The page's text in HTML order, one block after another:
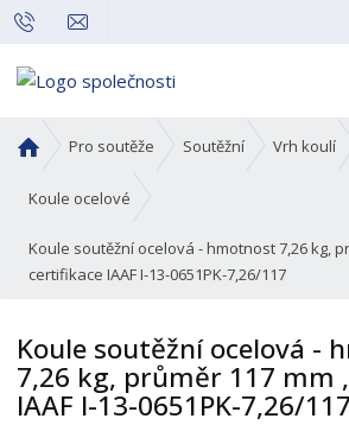
o
n
í
r
a
n
Pro soutěže Soutěžní Vrh koulí
Koule ocelové
Koule soutěžní ocelová - hmotnost 7,26 kg,
certifikace IAAF I-13-0651PK-7,26/117
Koule soutěžní ocelová -
7,26 kg, průměr 117 mm
IAAF I-13-0651PK-7,26/117